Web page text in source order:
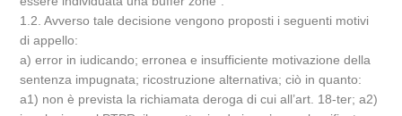
1.2. Avverso tale decisione vengono proposti i seguenti motivi
di appello:
a) error in iudicando; erronea e insufficiente motivazione della
sentenza impugnata; ricostruzione alternativa; ciò in quanto:
a1) non è prevista la richiamata deroga di cui all’art. 18-ter; a2)